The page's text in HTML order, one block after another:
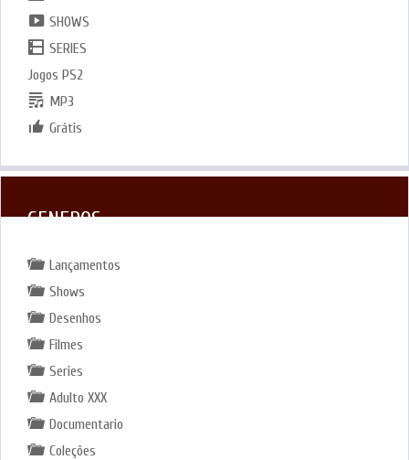
SHOWS
SERIES
Jogos PS2
MP3
Grátis
GENEROS
Lançamentos
Shows
Desenhos
Filmes
Series
Adulto XXX
Documentario
Coleções